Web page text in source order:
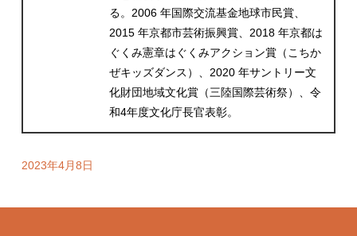
る。2006 年国際交流基金地球市民賞、
2015 年京都市芸術振興賞、2018 年京都は
ぐくみ憲章はぐくみアクション賞（こちか
ぜキッズダンス）、2020 年サントリー文
化財団地域文化賞（三陸国際芸術祭）、令
和4年度文化庁長官表彰。
2023年4月8日